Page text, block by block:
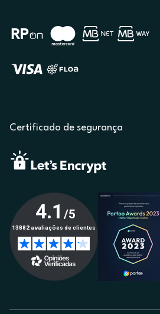
Certificado de segurança